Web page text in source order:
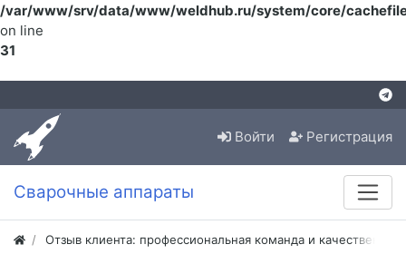
/var/www/srv/data/www/weldhub.ru/system/core/
on line
31
Войти Регистрация
Сварочные аппараты
Отзыв клиента: профессиональная команда и